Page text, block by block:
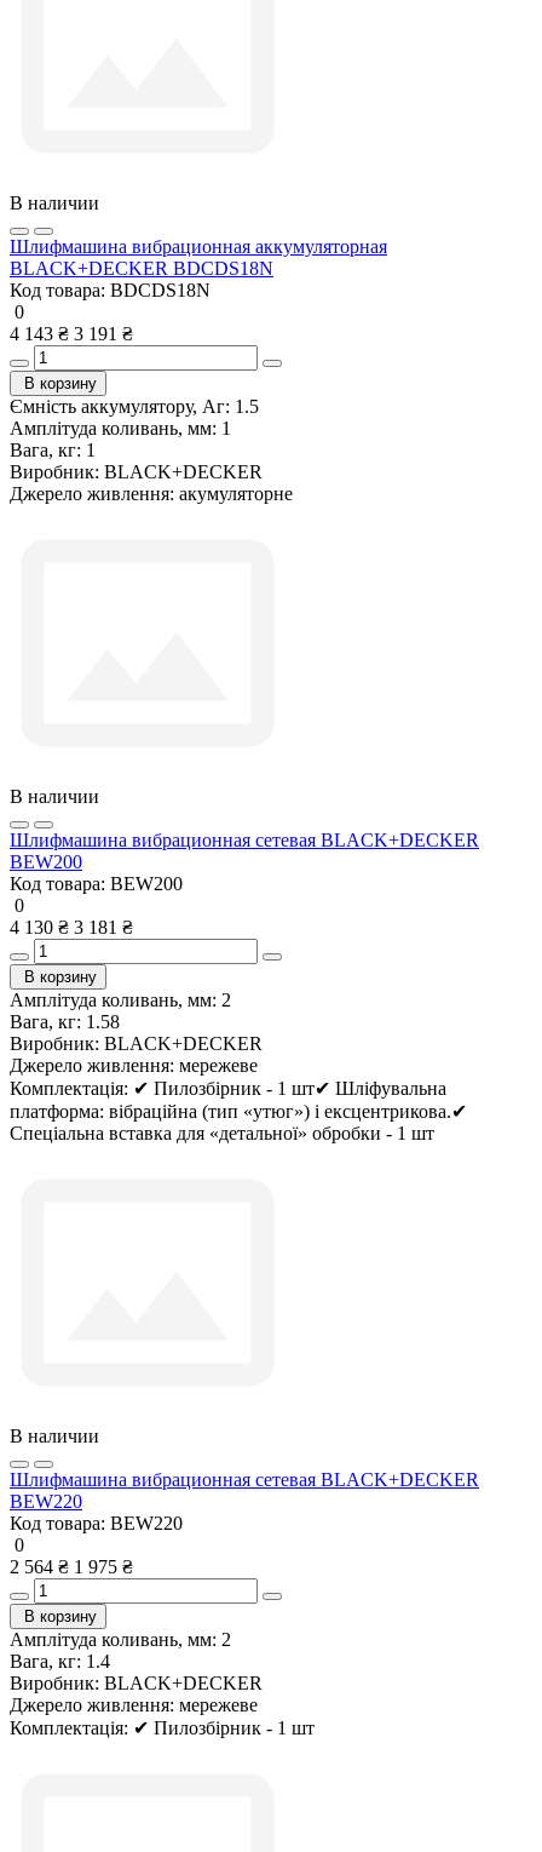
В наличии
Шлифмашина вибрационная аккумуляторная
BLACK+DECKER BDCDS18N
Код товара: BDCDS18N
0
4 143 ₴ 3 191 ₴
В корзину
Ємність аккумулятору, Аг: 1.5
Амплітуда коливань, мм: 1
Вага, кг: 1
Виробник: BLACK+DECKER
Джерело живлення: акумуляторне
В наличии
Шлифмашина вибрационная сетевая BLACK+DECKER
BEW200
Код товара: BEW200
0
4 130 ₴ 3 181 ₴
В корзину
Амплітуда коливань, мм: 2
Вага, кг: 1.58
Виробник: BLACK+DECKER
Джерело живлення: мережеве
Комплектація: ✔ Пилозбірник - 1 шт✔ Шліфувальна
платформа: вібраційна (тип «утюг») і ексцентрикова.✔
Спеціальна вставка для «детальної» обробки - 1 шт
В наличии
Шлифмашина вибрационная сетевая BLACK+DECKER
BEW220
Код товара: BEW220
0
2 564 ₴ 1 975 ₴
В корзину
Амплітуда коливань, мм: 2
Вага, кг: 1.4
Виробник: BLACK+DECKER
Джерело живлення: мережеве
Комплектація: ✔ Пилозбірник - 1 шт